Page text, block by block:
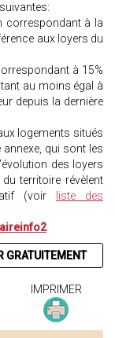
correspondant à la
aux loyers du
à 15%
au moins égal à
depuis la dernière
logements situés
qui sont les
des loyers
territoire révèlent
(voir
liste des
GRATUITEMENT
IMPRIMER